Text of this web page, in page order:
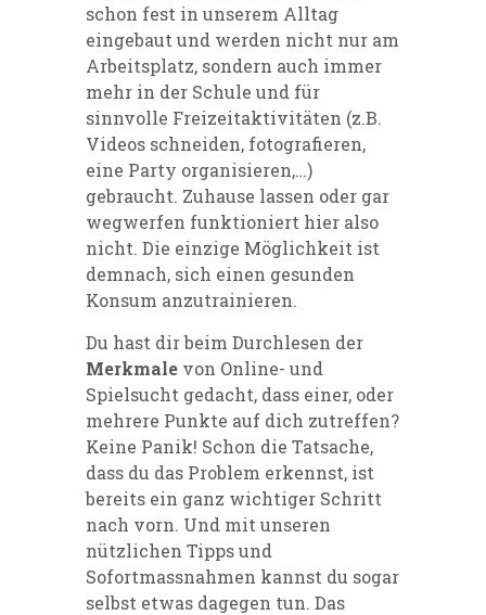
schon fest in unserem Alltag
eingebaut und werden nicht nur am
Arbeitsplatz, sondern auch immer
mehr in der Schule und für
sinnvolle Freizeitaktivitäten (z.B.
Videos schneiden, fotografieren,
eine Party organisieren,…)
gebraucht. Zuhause lassen oder gar
wegwerfen funktioniert hier also
nicht. Die einzige Möglichkeit ist
demnach, sich einen gesunden
Konsum anzutrainieren.
Du hast dir beim Durchlesen der
Merkmale von Online- und
Spielsucht gedacht, dass einer, oder
mehrere Punkte auf dich zutreffen?
Keine Panik! Schon die Tatsache,
dass du das Problem erkennst, ist
bereits ein ganz wichtiger Schritt
nach vorn. Und mit unseren
nützlichen Tipps und
Sofortmassnahmen kannst du sogar
selbst etwas dagegen tun. Das